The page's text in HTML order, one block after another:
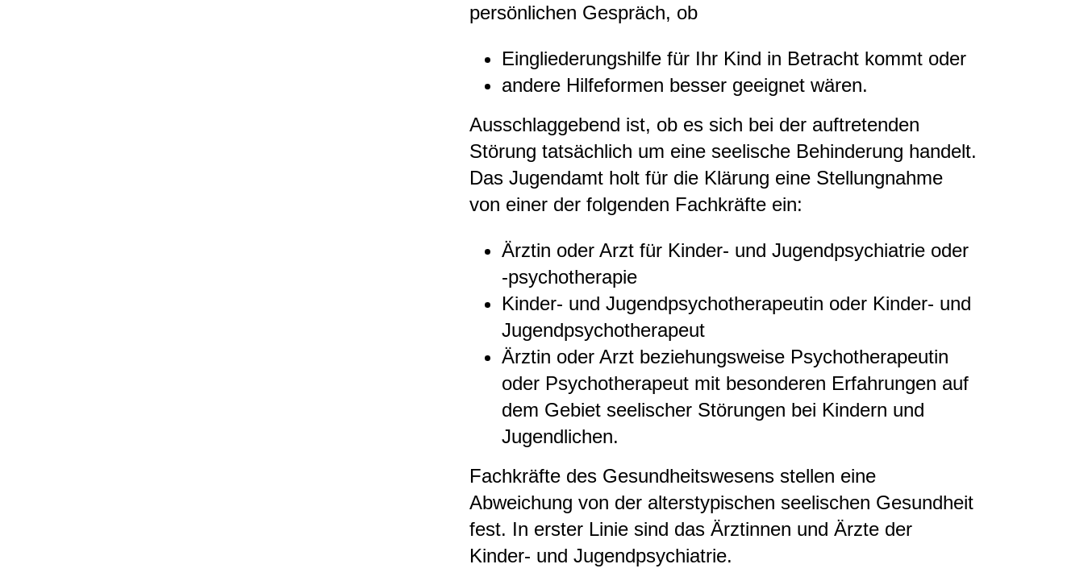
persönlichen Gespräch, ob
Eingliederungshilfe für Ihr Kind in Betracht kommt oder
andere Hilfeformen besser geeignet wären.
Ausschlaggebend ist, ob es sich bei der auftretenden
Störung tatsächlich um eine seelische Behinderung handelt.
Das Jugendamt holt für die Klärung eine Stellungnahme
von einer der folgenden Fachkräfte ein:
Ärztin oder Arzt für Kinder- und Jugendpsychiatrie oder
-psychotherapie
Kinder- und Jugendpsychotherapeutin oder Kinder- und
Jugendpsychotherapeut
Ärztin oder Arzt beziehungsweise Psychotherapeutin
oder Psychotherapeut mit besonderen Erfahrungen auf
dem Gebiet seelischer Störungen bei Kindern und
Jugendlichen.
Fachkräfte des Gesundheitswesens stellen eine
Abweichung von der alterstypischen seelischen Gesundheit
fest. In erster Linie sind das Ärztinnen und Ärzte der
Kinder- und Jugendpsychiatrie.